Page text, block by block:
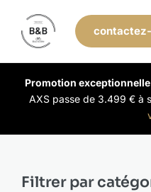
content
Vélos de stock
Promotion
AXS passe de 3.499 € à
Filtrer par